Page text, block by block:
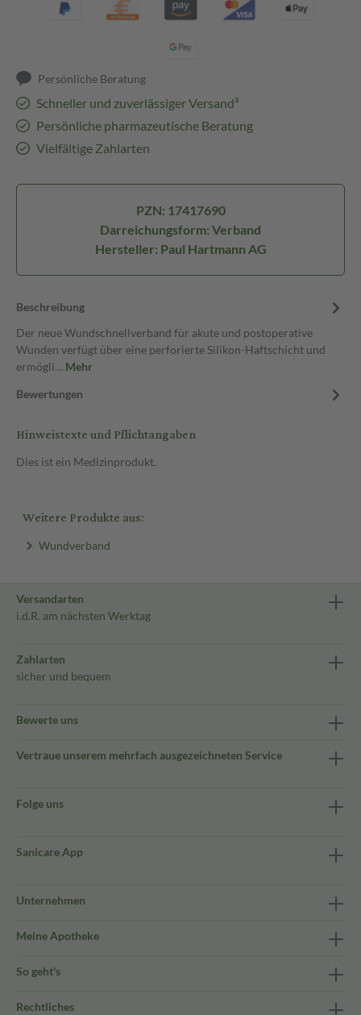
Persönliche Beratung
Schneller und zuverlässiger Versand³
Persönliche pharmazeutische Beratung
Vielfältige Zahlarten
PZN: 17417690
Darreichungsform: Verband
Hersteller: Paul Hartmann AG
Beschreibung
Der neue Wundschnellverband für akute und postoperative
Wunden verfügt über eine perforierte Silikon-Haftschicht und
ermögli… Mehr
Bewertungen
Hinweistexte und Pflichtangaben
Dies ist ein Medizinprodukt.
Weitere Produkte aus:
Wundverband
Versandarten
i.d.R. am nächsten Werktag
Zahlarten
sicher und bequem
Bewerte uns
Vertraue unserem mehrfach ausgezeichneten Service
Folge uns
Sanicare App
Unternehmen
Meine Apotheke
So geht's
Rechtliches